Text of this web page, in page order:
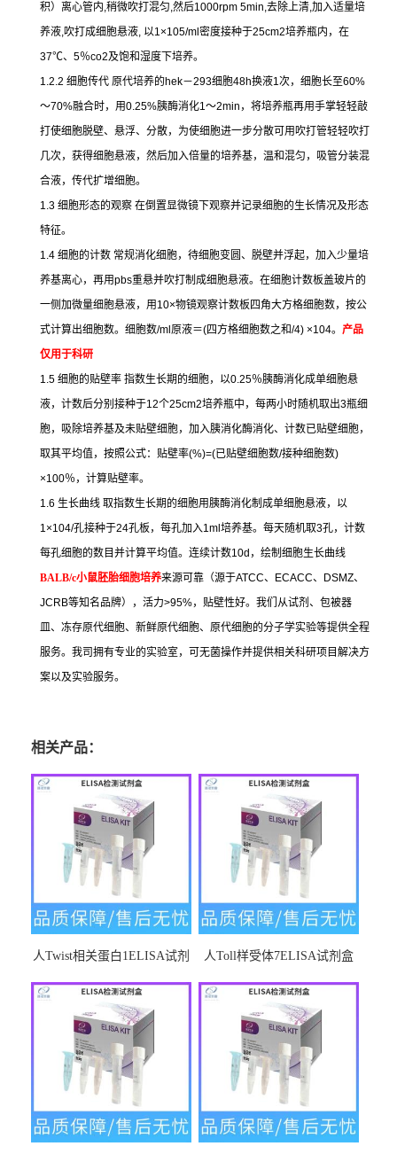
积）离心管内,稍微吹打混匀,然后1000rpm 5min,去除上清,加入适量培
养液,吹打成细胞悬液, 以1×105/ml 密度接种于25cm2培养瓶内，在
37℃、 5％co2及饱和湿度下培养。
1.2.2 细胞传代 原代培养的hek－293细胞48h换液1次，细胞长至60%
～70%融合时，用0.25%胰酶消化1～2min ，将培养瓶再用手掌轻轻敲
打使细胞脱壁、悬浮、分散，为使细胞进一步分散可用吹打管轻轻吹打
几次，获得细胞悬液，然后加入倍量的培养基，温和混匀，吸管分装混
合液，传代扩增细胞。
1.3 细胞形态的观察 在倒置显微镜下观察并记录细胞的生长情况及形态
特征。
1.4 细胞的计数 常规消化细胞，待细胞变圆、脱壁并浮起，加入少量培
养基离心，再用pbs重悬并吹打制成细胞悬液。在细胞计数板盖玻片的
一侧加微量细胞悬液，用 10×物镜观察计数板四角大方格细胞数，按公
式计算出细胞数。细胞数/ml 原液＝(四方格细胞数之和/4) ×104。 产品
仅用于科研
1.5 细胞的贴壁率 指数生长期的细胞，以0.25％胰酶消化成单细胞悬
液，计数后分别接种于12个25cm2培养瓶中，每两小时随机取出3瓶细
胞，吸除培养基及未贴壁细胞，加入胰消化酶消化、计数已贴壁细胞，
取其平均值，按照公式：贴壁率(%)=(已贴壁细胞数/接种细胞数)
×100％，计算贴壁率。
1.6 生长曲线 取指数生长期的细胞用胰酶消化制成单细胞悬液，以
1×104/孔接种于24孔板，每孔加入1ml 培养基。每天随机取3孔，计数
每孔细胞的数目并计算平均值。连续计数10d ，绘制细胞生长曲线
BALB/c小鼠胚胎细胞培养来源可靠（源于ATCC、 ECACC、 DSMZ、
JCRB等知名品牌），活力>95%，贴壁性好。我们从试剂、包被器
皿、冻存原代细胞、新鲜原代细胞、原代细胞的分子学实验等提供全程
服务。我司拥有专业的实验室，可无菌操作并提供相关科研项目解决方
案以及实验服务。
相关产品：
人Twist相关蛋白1ELISA试剂
人Toll样受体7ELISA试剂盒